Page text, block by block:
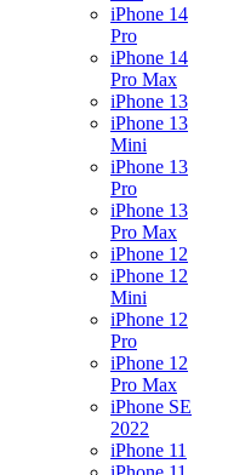
iPhone 14
Pro
iPhone 14
Pro Max
iPhone 13
iPhone 13
Mini
iPhone 13
Pro
iPhone 13
Pro Max
iPhone 12
iPhone 12
Mini
iPhone 12
Pro
iPhone 12
Pro Max
iPhone SE
2022
iPhone 11